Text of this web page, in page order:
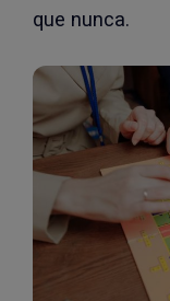
que nunca.